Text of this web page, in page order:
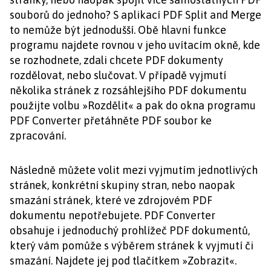
souborů do jednoho? S aplikací PDF Split and Merge
to nemůže být jednodušší. Obě hlavní funkce
programu najdete rovnou v jeho uvítacím okně, kde
se rozhodnete, zdali chcete PDF dokumenty
rozdělovat, nebo slučovat. V případě vyjmutí
několika stránek z rozsáhlejšího PDF dokumentu
použijte volbu »Rozdělit« a pak do okna programu
PDF Converter přetáhněte PDF soubor ke
zpracování.
Následně můžete volit mezi vyjmutím jednotlivých
stránek, konkrétní skupiny stran, nebo naopak
smazání stránek, které ve zdrojovém PDF
dokumentu nepotřebujete. PDF Converter
obsahuje i jednoduchý prohlížeč PDF dokumentů,
který vám pomůže s výběrem stránek k vyjmutí či
smazání. Najdete jej pod tlačítkem »Zobrazit«.